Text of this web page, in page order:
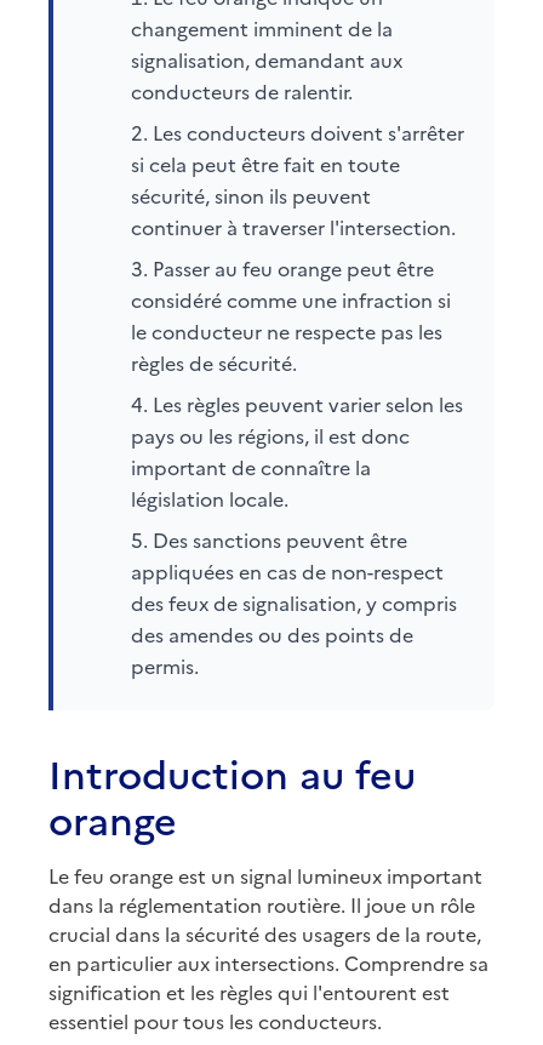
changement imminent de la
signalisation, demandant aux
conducteurs de ralentir.
Les conducteurs doivent s'arrêter
si cela peut être fait en toute
sécurité, sinon ils peuvent
continuer à traverser l'intersection.
Passer au feu orange peut être
considéré comme une infraction si
le conducteur ne respecte pas les
règles de sécurité.
Les règles peuvent varier selon les
pays ou les régions, il est donc
important de connaître la
législation locale.
Des sanctions peuvent être
appliquées en cas de non-respect
des feux de signalisation, y compris
des amendes ou des points de
permis.
Introduction au feu
orange
Le feu orange est un signal lumineux important
dans la réglementation routière. Il joue un rôle
crucial dans la sécurité des usagers de la route,
en particulier aux intersections. Comprendre sa
signification et les règles qui l'entourent est
essentiel pour tous les conducteurs.